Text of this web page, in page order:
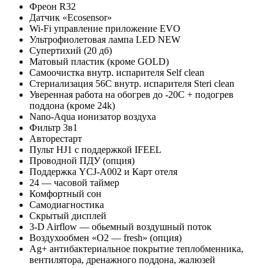
Фреон R32
Датчик «Ecosensor»
Wi-Fi управление приложение EVO
Ультрофиолетовая лампа LED NEW
Супертихий (20 дб)
Матовый пластик (кроме GOLD)
Самоочистка внутр. испарителя Self clean
Стериализация 56С внутр. испарителя Steri clean
Уверенная работа на обогрев до -20С + подогрев
поддона (кроме 24k)
Nano-Aqua ионизатор воздуха
Фильтр 3в1
Авторестарт
Пульт HJ1 с поддержкой IFEEL
Проводной ПДУ (опция)
Поддержка YCJ-A002 и Карт отеля
24 — часовой таймер
Комфортный сон
Самодиагностика
Скрытый дисплей
3-D Airflow — обьемный воздушный поток
Воздухообмен «О2 — fresh» (опция)
Ag+ антибактериальное покрытие теплобменника,
вентилятора, дренажного поддона, жалюзей